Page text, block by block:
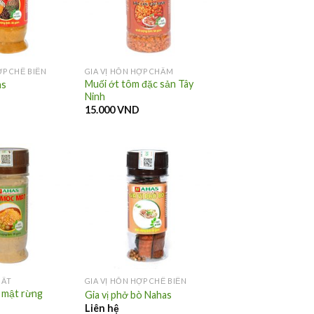
CHẾ BIẾN GIA VỊ HỖN HỢP CHẤM
Muối ớt tôm đặc sản Tây
Ninh
15.000VND
rừng
GIA VỊ HỖN HỢP CHẾ BIẾN
Gia vị phở bò Nahas
Liên hệ